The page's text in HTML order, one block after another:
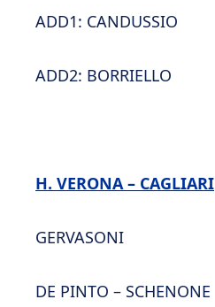
ADD1: CANDUSSIO
ADD2: BORRIELLO
H. VERONA – CAGLIARI
GERVASONI
DE PINTO – SCHENONE